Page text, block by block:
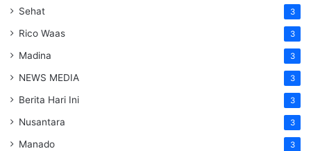
Sehat 3
Rico Waas 3
Madina 3
NEWS MEDIA 3
Berita Hari Ini 3
Nusantara 3
Manado 3